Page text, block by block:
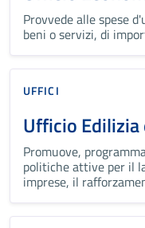
Provvede alle spese
beni o servizi, di
UFFICI
Ufficio Edilizia
Promuove,
politiche attive per il
imprese, il